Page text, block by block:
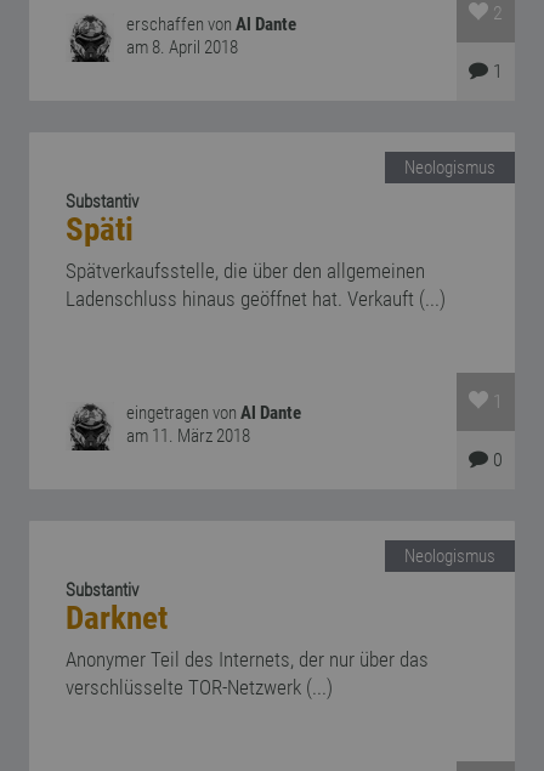
erschaffen vonAl Dante
am 8. April 2018
2
1
Neologismus
Substantiv
Späti
Spätverkaufsstelle, die über den allgemeinen
Ladenschluss hinaus geöffnet hat. Verkauft (...)
eingetragen vonAl Dante
am 11. März 2018
1
0
Neologismus
Substantiv
Darknet
Anonymer Teil des Internets, der nur über das
verschlüsselte TOR-Netzwerk (...)